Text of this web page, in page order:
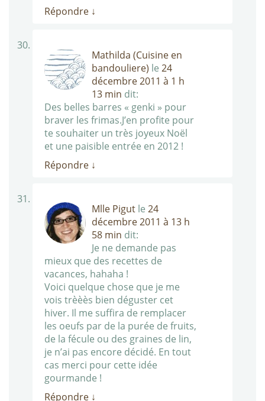
Répondre ↓
Mathilda (Cuisine en
bandouliere) le 24
décembre 2011 à 1 h
13 min dit:
Des belles barres « genki » pour
braver les frimas.J’en profite pour
te souhaiter un très joyeux Noël
et une paisible entrée en 2012 !
Répondre ↓
Mlle Pigut le 24
décembre 2011 à 13 h
58 min dit:
Je ne demande pas
mieux que des recettes de
vacances, hahaha !
Voici quelque chose que je me
vois trèèès bien déguster cet
hiver. Il me suffira de remplacer
les oeufs par de la purée de fruits,
de la fécule ou des graines de lin,
je n’ai pas encore décidé. En tout
cas merci pour cette idée
gourmande !
Répondre ↓